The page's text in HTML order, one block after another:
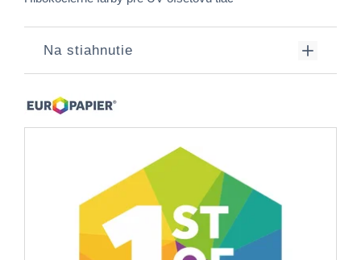
Na stiahnutie